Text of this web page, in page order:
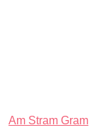
Am Stram Gram